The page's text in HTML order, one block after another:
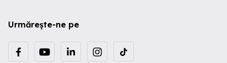
Urmărește-ne pe